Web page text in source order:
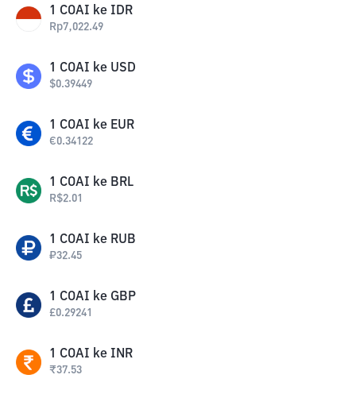
1 COAI ke IDR
Rp7,022.49
1 COAI ke USD
$0.39449
1 COAI ke EUR
€0.34122
1 COAI ke BRL
R$2.01
1 COAI ke RUB
₽32.45
1 COAI ke GBP
£0.29241
1 COAI ke INR
₹37.53